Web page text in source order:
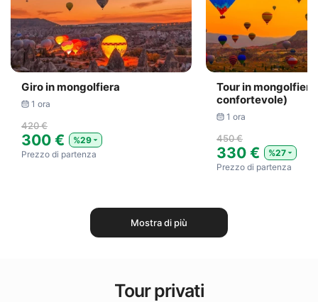
Giro in mongolfiera
1 ora
420 €
300 €
%29
Prezzo di partenza
Tour in
confortevole)
1 ora
450 €
330 €
%27
Prezzo di partenza
Mostra di più
Tour privati